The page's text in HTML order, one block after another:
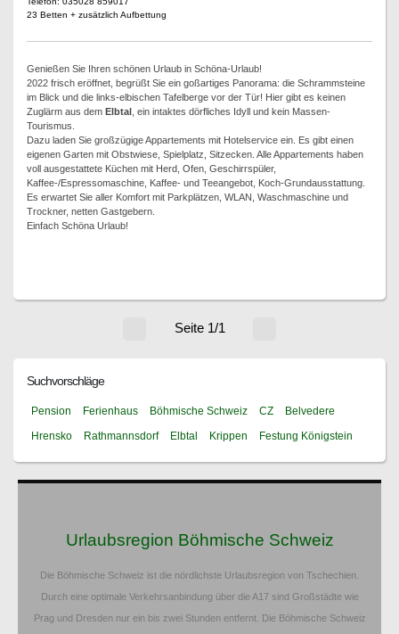
23 Betten + zusätzlich Aufbettung
Genießen Sie Ihren schönen Urlaub in Schöna-Urlaub!
2022 frisch eröffnet, begrüßt Sie ein goßartiges Panorama: die Schrammsteine
im Blick und die links-elbischen Tafelberge vor der Tür! Hier gibt es keinen
Zuglärm aus dem Elbtal
, ein intaktes dörfliches Idyll und kein Massen-
Tourismus.
Dazu laden Sie großzügige Appartements mit Hotelservice ein. Es gibt einen
eigenen Garten mit Obstwiese, Spielplatz, Sitzecken. Alle Appartements haben
voll ausgestattete Küchen mit Herd, Ofen, Geschirrspüler,
Kaffee-/Espressomaschine, Kaffee- und Teeangebot, Koch-Grundausstattung.
Es erwartet Sie aller Komfort mit Parkplätzen, WLAN, Waschmaschine und
Trockner, netten Gastgebern.
Einfach Schöna Urlaub!
Seite 1/1
Suchvorschläge
Pension Ferienhaus Böhmische Schweiz CZ
Belvedere
Hrensko
Rathmannsdorf Elbtal Krippen Festung Königstein
Urlaubsregion Böhmische Schweiz
Die Böhmische Schweiz ist die nördlichste Urlaubsregion von Tschechien.
Durch eine optimale Verkehrsanbindung über die A17 sind Großstädte wie
Prag und Dresden nur ein bis zwei Stunden entfernt. Die Böhmische Schweiz